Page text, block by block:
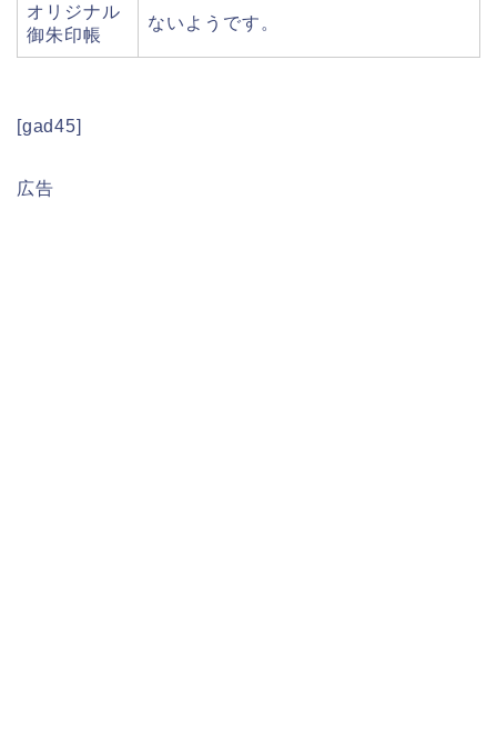
オリジナル
御朱印帳
ないようです。
[gad45]
広告